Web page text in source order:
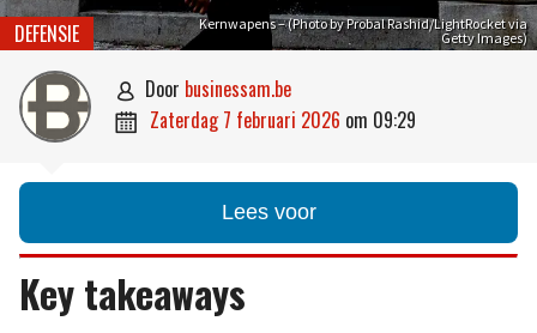
Kernwapens – (Photo by Probal Rashid/LightRocket via
Getty Images)
DEFENSIE
 door businessam.be
 zaterdag 7 februari 2026 om 09:29
Lees voor
Key takeaways